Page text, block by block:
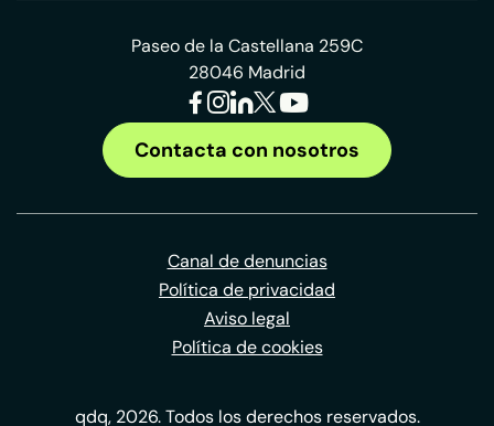
Paseo de la Castellana 259C
28046 Madrid
Contacta con nosotros
Canal de denuncias
Política de privacidad
Aviso legal
Política de cookies
qdq, 2026. Todos los derechos reservados.